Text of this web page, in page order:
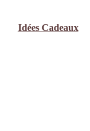
Idées Cadeaux